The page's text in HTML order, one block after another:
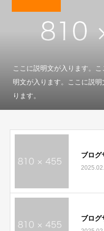
ここに説明文が入ります。
明文が入ります。ここに説
ります。
ブログ
ブログ